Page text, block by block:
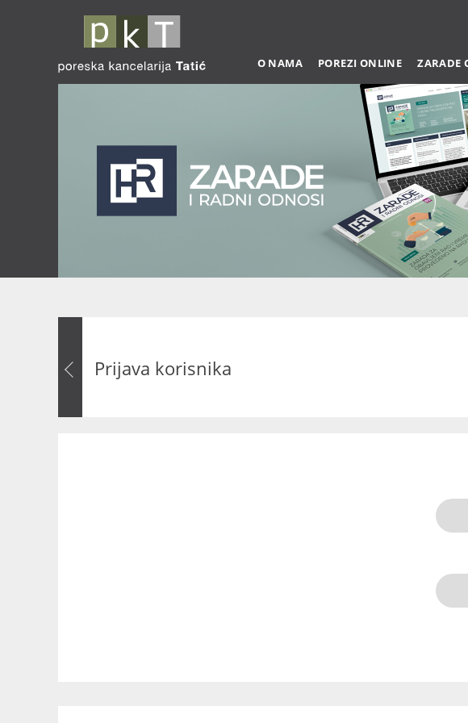
O NAMA POREZI ONLINE ZARADE
Prijava korisnika